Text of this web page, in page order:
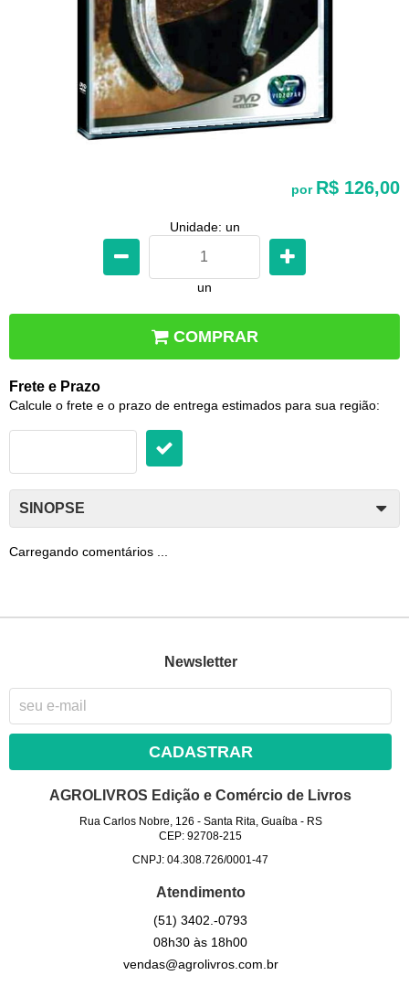
por R$ 126,00
Unidade: un
un
COMPRAR
Frete e Prazo
Calcule o frete e o prazo de entrega estimados para sua região:
SINOPSE
Carregando comentários ...
Newsletter
CADASTRAR
AGROLIVROS Edição e Comércio de Livros
Rua Carlos Nobre, 126 - Santa Rita, Guaíba- RS
CEP: 92708-215
CNPJ: 04.308.726/0001-47
Atendimento
(51) 3402.-0793
08h30 às 18h00
vendas@agrolivros.com.br